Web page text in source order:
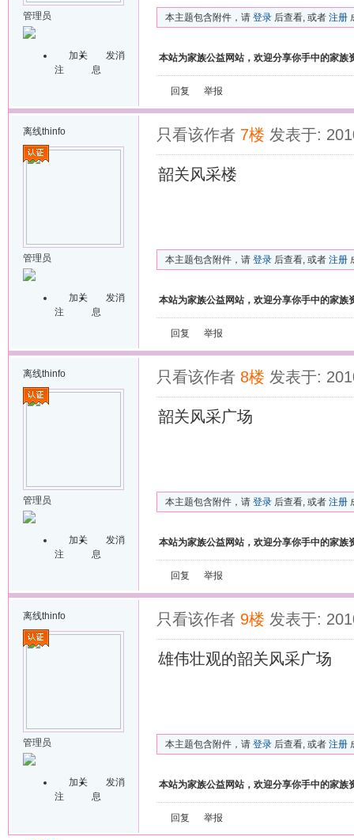
管理员
加关
注
发消
息
本主题包含附件，请 登录 后查看, 或者 注册
本站为家族公益网站，欢迎分享你手中的家
回复 举报
离线thinfo
管理员
加关
注
发消
息
只看该作者 7楼 发表于:
韶关风采楼
本主题包含附件，请 登录 后查看, 或者 注册
本站为家族公益网站，欢迎分享你手中的家
回复 举报
离线thinfo
管理员
加关
注
发消
息
只看该作者 8楼 发表于:
韶关风采广场
本主题包含附件，请 登录 后查看, 或者 注册
本站为家族公益网站，欢迎分享你手中的家
回复 举报
离线thinfo
管理员
加关
注
发消
息
只看该作者 9楼 发表于:
雄伟壮观的韶关风采广场
本主题包含附件，请 登录 后查看, 或者 注册
本站为家族公益网站，欢迎分享你手中的家
回复 举报